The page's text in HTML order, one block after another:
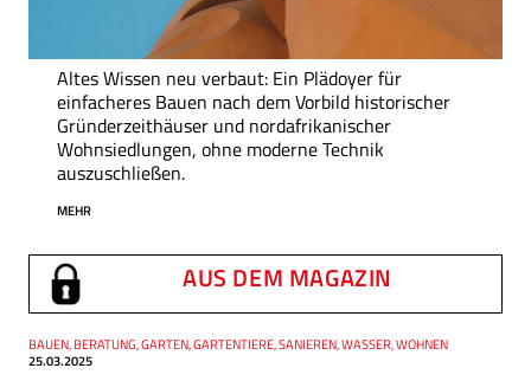
Altes Wissen neu verbaut: Ein Plädoyer für
einfacheres Bauen nach dem Vorbild historischer
Gründerzeithäuser und nordafrikanischer
Wohnsiedlungen, ohne moderne Technik
auszuschließen.
MEHR
AUS DEM MAGAZIN
Thema
BAUEN, BERATUNG, GARTEN, GARTENTIERE, SANIEREN, WASSER, WOHNEN
Datum
25.03.2025